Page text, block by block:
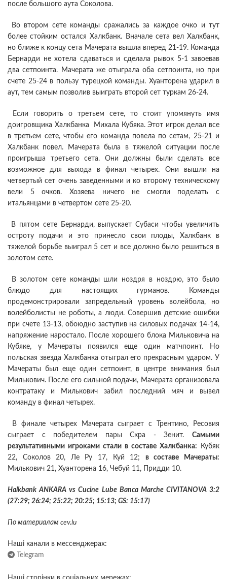
после большого аута Соколова.
Во втором сете команды сражались за каждое очко и тут
более стойким остался Халкбанк. Вначале сета вел Халкбанк,
но ближе к концу сета Мачерата вышла вперед 21-19. Команда
Бернарди не хотела сдаваться и сделала рывок 5-1 завоевав
два сетпоинта. Мачерата же отыграла оба сетпоинта, но при
счете 25-24 в пользу турецкой команды. Хуанторена ударил в
аут, тем самым позволив выиграть второй сет туркам 26-24.
Если говорить о третьем сете, то стоит упомянуть имя
доигровщика Халкбанка Михала Кубяка. Этот игрок делал все
в третьем сете, чтобы его команда повела по сетам, 25-21 и
Халкбанк повел. Мачерата была в тяжелой ситуации после
проигрыша третьего сета. Они должны были сделать все
возможное для выхода в финал четырех. Они вышли на
четвертый сет очень заведенными и ко второму техническому
вели 5 очков. Хозяева ничего не смогли поделать с
итальянцами в четвертом сете 25-20.
В пятом сете Бернарди, выпускает Субаси чтобы увеличить
остроту подачи и это принесло свои плоды, Халкбанк в
тяжелой борьбе выиграл 5 сет и все должно было решиться в
золотом сете.
В золотом сете команды шли ноздря в ноздрю, это было
блюдо для настоящих гурманов. Команды
продемонстрировали запредельный уровень волейбола, но
волейболисты не роботы, а люди. Совершив детские ошибки
при счете 13-13, обоюдно заступив на силовых подачах 14-14,
напряжение наростало. После хорошего блока Мильковича на
Кубяке, у Мачераты появился еще один матчпоинт. Но
польская звезда Халкбанка отыграл его прекрасным ударом. У
Мачераты был еще один сетпоинт, в центре внимания был
Милькович. После его сильной подачи, Мачерата организовала
контратаку и Милькович забил последний мяч и вывел
команду в финал четырех.
В финале четырех Мачерата сыграет с Трентино, Ресовия
сыграет с победителем пары Скра - Зенит. Самыми
результативными игроками стали в составе Халкбанка: Кубяк
22, Соколов 20, Ле Ру 17, Куй 12; в составе Мачераты:
Милькович 21, Хуанторена 16, Чебуй 11, Придди 10.
Halkbank ANKARA vs Cucine Lube Banca Marche CIVITANOVA 3:2
(27:29; 26:24; 25:22; 20:25; 15:13; GS: 15:17)
По материалам cev.lu
Наші канали в мессенджерах:
Telegram